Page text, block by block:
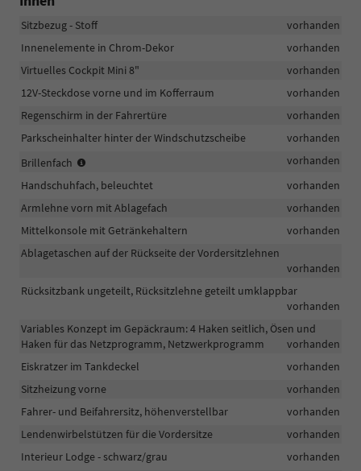
Sitzbezug - Stoff
vorhanden
Innenelemente in Chrom-Dekor
vorhanden
Virtuelles Cockpit Mini 8"
vorhanden
12V-Steckdose vorne und im Kofferraum
vorhanden
Regenschirm in der Fahrertüre
vorhanden
Parkscheinhalter hinter der Windschutzscheibe
vorhanden
Brillenfach
mit
Panoramadach)
vorhanden
Handschuhfach, beleuchtet
vorhanden
Armlehne vorn mit Ablagefach
vorhanden
Mittelkonsole mit Getränkehaltern
vorhanden
Ablagetaschen auf der Rückseite der Vordersitzlehnen
vorhanden
Rücksitzbank ungeteilt, Rücksitzlehne geteilt umklappbar
vorhanden
Variables Konzept im Gepäckraum: 4 Haken seitlich, Ösen und
Haken für das Netzprogramm, Netzwerkprogramm
vorhanden
Eiskratzer im Tankdeckel
vorhanden
Sitzheizung vorne
vorhanden
Fahrer- und Beifahrersitz, höhenverstellbar
vorhanden
Lendenwirbelstützen für die Vordersitze
vorhanden
Interieur Lodge - schwarz/grau
vorhanden